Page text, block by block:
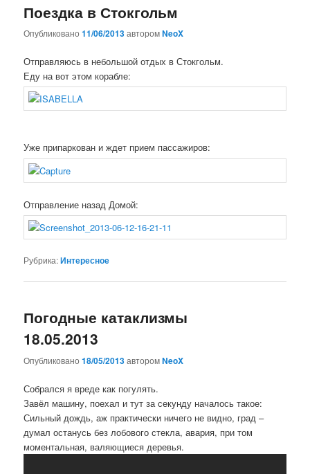
Поездка в Стокгольм
Опубликовано11/06/2013авторомNeoX
Отправляюсь в небольшой отдых в Стокгольм.
Еду на вот этом корабле:
Уже припаркован и ждет прием пассажиров:
Отправление назад Домой:
Рубрика:Интересное
Погодные катаклизмы
18.05.2013
Опубликовано18/05/2013авторомNeoX
Собрался я вреде как погулять.
Завёл машину, поехал и тут за секунду началось такое:
Сильный дождь, аж практически ничего не видно, град –
думал останусь без лобового стекла, авария, при том
моментальная, валяющиеся деревья.